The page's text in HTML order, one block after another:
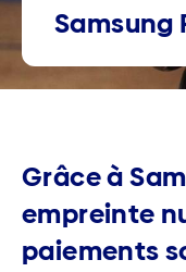
Samsung
Grâce à
empreinte
paiements